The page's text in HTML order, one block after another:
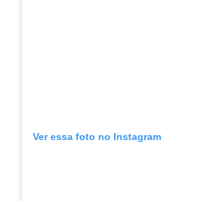
Ver essa foto no Instagram